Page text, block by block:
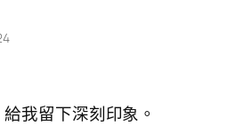
我留下深刻印象。